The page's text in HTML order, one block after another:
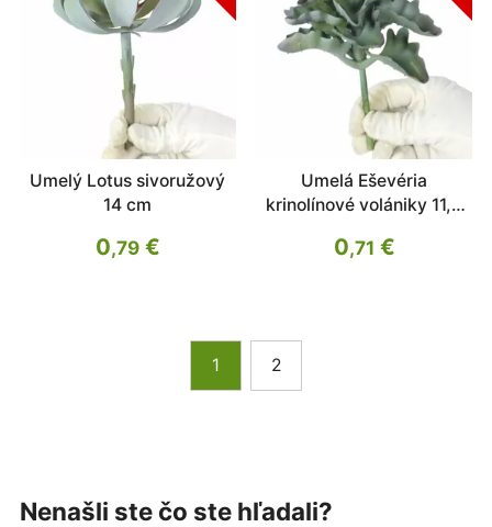
Umelý Lotus sivoružový
14 cm
0,79€
Umelá Eševéria
krinolínové volániky 11,5
0,71 €
1 2
Nenašli ste čo ste hľadali?